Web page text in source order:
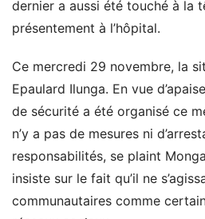
dernier a aussi été touché à la
présentement à l’hôpital.
Ce mercredi 29 novembre, la
Epaulard Ilunga. En vue
de sécurité a été organisé ce
n’y a pas de mesures ni
responsabilités, se plaint
insiste sur le fait qu’il ne
communautaires comme